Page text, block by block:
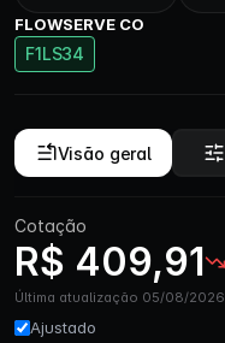
FLOWSERVE CO
F1LS34
Visão geral
Cotação
R$ 409,91
Última atualização 05/08/2026
Ajustado